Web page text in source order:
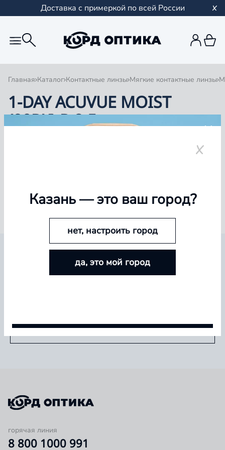
Доставка с примеркой по всей России
Главная Каталог Контактные линзы Мягкие контактные линзы
1-DAY ACUVUE MOIST
(90PK) R 8.5
горячая линия
8 800 1000 991
БУДЬТЕ В КУРСЕ ВСЕХ НОВИНОК И
Подписаться
БОЛЬШЕ ЛИНЗ — БОЛЬШЕ СКИДКА
Покупайте контактные линзы Airway и увеличивайте
размер скидки — от 5% до 15%
Казань— это ваш город?
нет, настроить город
да, это мой город